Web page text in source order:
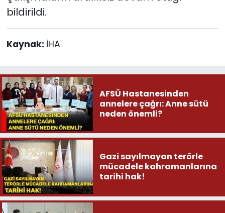
bildirildi.
Kaynak: İHA
AFSÜ Hastanesinden
annelere çağrı: Anne sütü
neden önemli?
Gazi sayılmayan terörle
mücadele kahramanlarına
tarihi hak!